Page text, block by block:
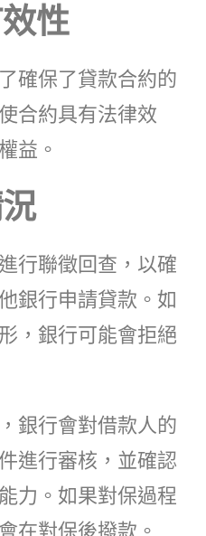
性
確保了貸款合約的
合約具有法律效
益。
行聯徵回查，以確
銀行申請貸款。如
，銀行可能會拒絕
銀行會對借款人的
進行審核，並確認
力。如果對保過程
在對保後撥款。